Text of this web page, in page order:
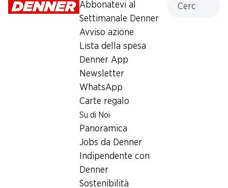
Abbonatevi al
Settimanale Denner
Avviso azione
Lista della spesa
Denner App
Newsletter
WhatsApp
Carte regalo
Su di Noi
Panoramica
Jobs da Denner
Indipendente con
Denner
Sostenibilità
Martedì 07:30 - 18:30
Orari di apertura speciali
Prelievo di contanti con Post-Card / M-